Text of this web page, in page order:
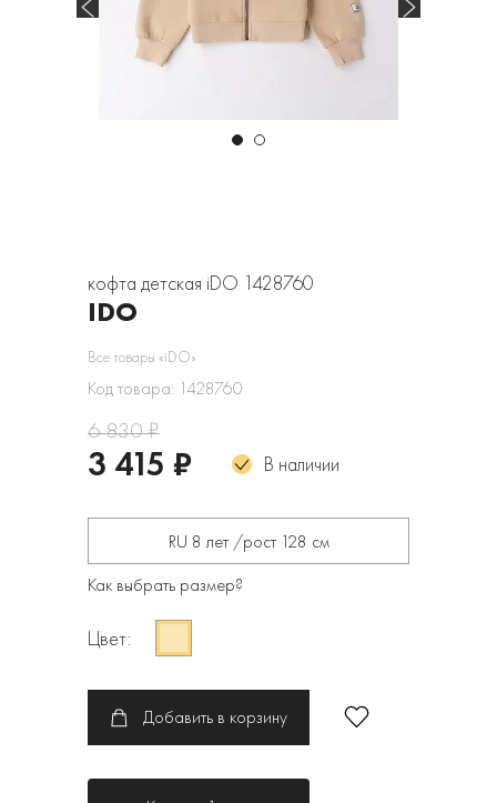
кофта детская iDO 1428760
IDO
Все товары «iDO»
Код товара: 1428760
6 830 ₽
3 415 ₽ В наличии
RU 8 лет /рост 128 см
Как выбрать размер?
Цвет:
Добавить в корзину